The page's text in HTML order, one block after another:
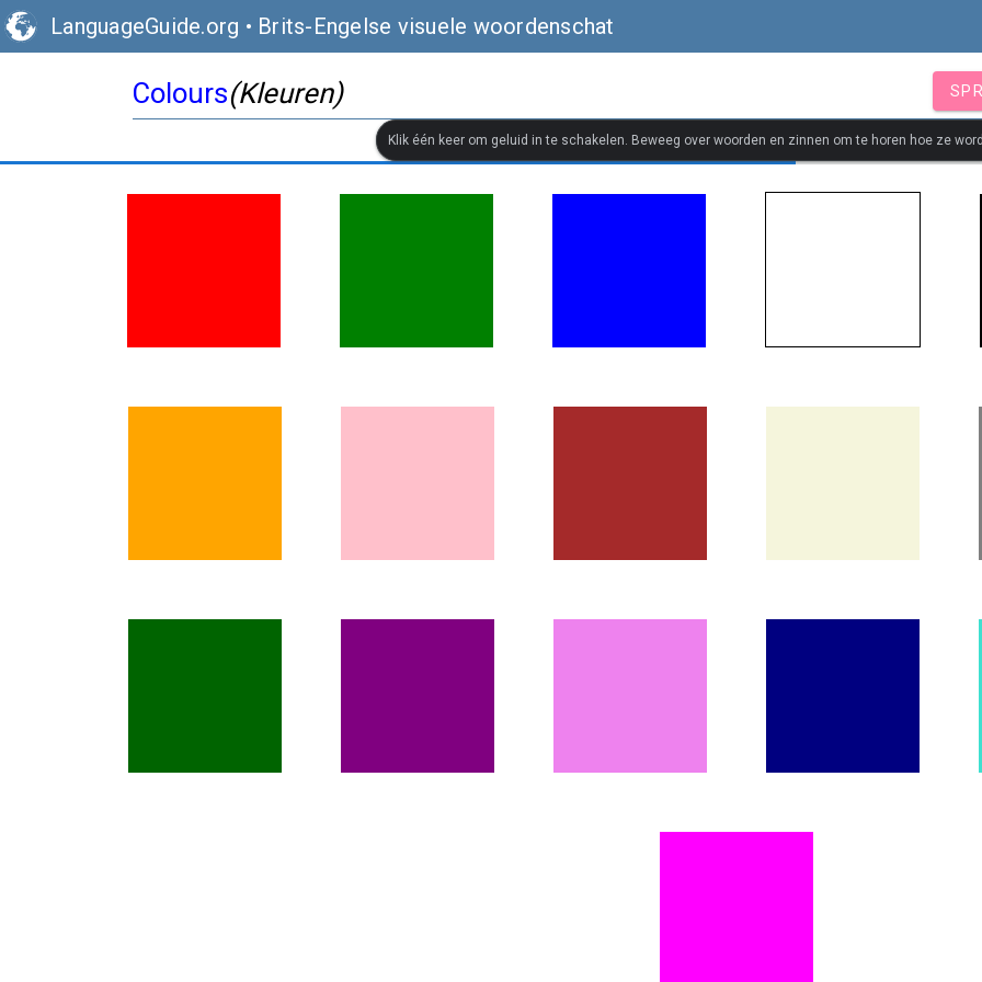
LanguageGuide.org • Brits-Engelse visuele woordenschat
Colours(Kleuren)
Klik één keer om geluid in te schakelen. Beweeg over woorden en zinnen om te horen hoe ze